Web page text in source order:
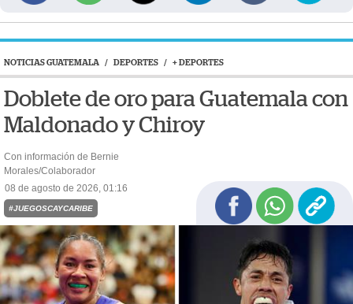
NOTICIAS GUATEMALA / DEPORTES / + DEPORTES
Doblete de oro para Guatemala con
Maldonado y Chiroy
Con información de Bernie
Morales/Colaborador
08 de agosto de 2026, 01:16
#JUEGOSCAYCARIBE